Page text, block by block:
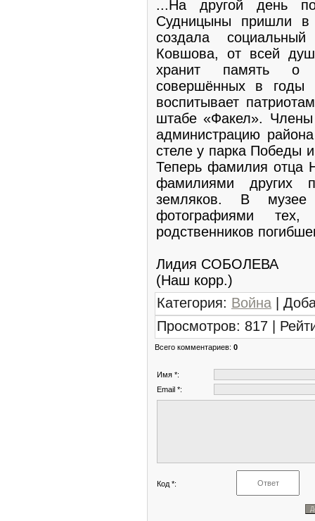
...На другой день
Судницыны пришли в
создала
Ковшова, от всей
хранит память о
совершённых в годы
воспитывает
штабе «Факел».
администрацию
стеле у парка Победы
Теперь фамилия отца
фамилиями других
земляков. В
фотографиями
родственников
Лидия СОБОЛЕВА
(Наш корр.)
Категория: Война |
Просмотров: 817 |
Всего комментариев: 0
Имя *:
Email *:
Код *: